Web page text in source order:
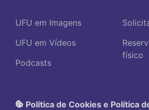
UFU em Imagens
UFU em Vídeos
Podcasts
físico
Política de Cookies e Política